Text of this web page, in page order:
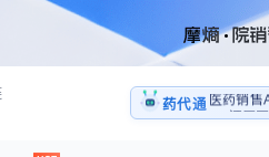
药代通
医药销售
1:1还原
医药销售